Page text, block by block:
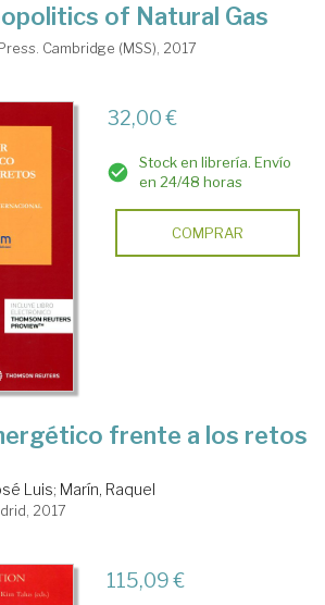
of Natural Gas
Cambridge (MSS), 2017
32,00 €
Stock en librería. Envío
en 24/48 horas
COMPRAR
frente a los retos
Luis; Marín, Raquel
2017
115,09 €